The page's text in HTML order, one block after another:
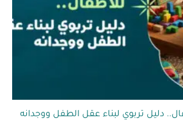
دليل تربوي لبناء عقل الطفل ووجدانه